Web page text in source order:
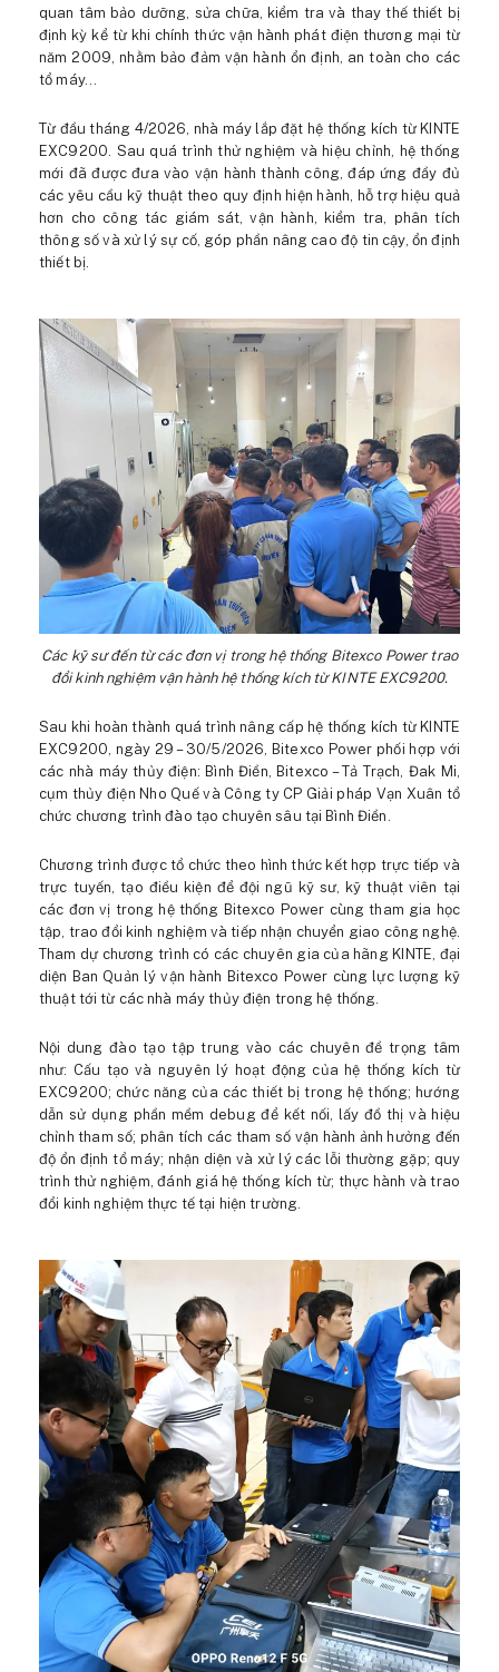
quan tâm bảo dưỡng, sửa chữa, kiểm tra và thay thế thiết bị
định kỳ kể từ khi chính thức vận hành phát điện thương mại từ
năm 2009, nhằm bảo đảm vận hành ổn định, an toàn cho các
tổ máy…
Từ đầu tháng 4/2026, nhà máy lắp đặt hệ thống kích từ KINTE
EXC9200. Sau quá trình thử nghiệm và hiệu chỉnh, hệ thống
mới đã được đưa vào vận hành thành công, đáp ứng đầy đủ
các yêu cầu kỹ thuật theo quy định hiện hành, hỗ trợ hiệu quả
hơn cho công tác giám sát, vận hành, kiểm tra, phân tích
thông số và xử lý sự cố, góp phần nâng cao độ tin cậy, ổn định
thiết bị.
Các kỹ sư đến từ các đơn vị trong hệ thống Bitexco Power trao
đổi kinh nghiệm vận hành hệ thống kích từ KINTE EXC9200.
Sau khi hoàn thành quá trình nâng cấp hệ thống kích từ KINTE
EXC9200, ngày 29 – 30/5/2026, Bitexco Power phối hợp với
các nhà máy thủy điện: Bình Điền, Bitexco – Tả Trạch, Đak Mi,
cụm thủy điện Nho Quế và Công ty CP Giải pháp Vạn Xuân tổ
chức chương trình đào tạo chuyên sâu tại Bình Điền.
Chương trình được tổ chức theo hình thức kết hợp trực tiếp và
trực tuyến, tạo điều kiện để đội ngũ kỹ sư, kỹ thuật viên tại
các đơn vị trong hệ thống Bitexco Power cùng tham gia học
tập, trao đổi kinh nghiệm và tiếp nhận chuyển giao công nghệ.
Tham dự chương trình có các chuyên gia của hãng KINTE, đại
diện Ban Quản lý vận hành Bitexco Power cùng lực lượng kỹ
thuật tới từ các nhà máy thủy điện trong hệ thống.
Nội dung đào tạo tập trung vào các chuyên đề trọng tâm
như: Cấu tạo và nguyên lý hoạt động của hệ thống kích từ
EXC9200; chức năng của các thiết bị trong hệ thống; hướng
dẫn sử dụng phần mềm debug để kết nối, lấy đồ thị và hiệu
chỉnh tham số; phân tích các tham số vận hành ảnh hưởng đến
độ ổn định tổ máy; nhận diện và xử lý các lỗi thường gặp; quy
trình thử nghiệm, đánh giá hệ thống kích từ; thực hành và trao
đổi kinh nghiệm thực tế tại hiện trường.